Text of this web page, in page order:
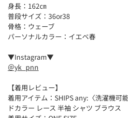
身長：162㎝
普段サイズ：36or38
骨格：ウェーブ
パーソナルカラー：イエベ春
▼Instagram▼
＠yk_pnn
【着用レビュー】
着用アイテム：SHIPS any:〈洗濯機可
ドカラー レース 半袖 シャツ ブラウス